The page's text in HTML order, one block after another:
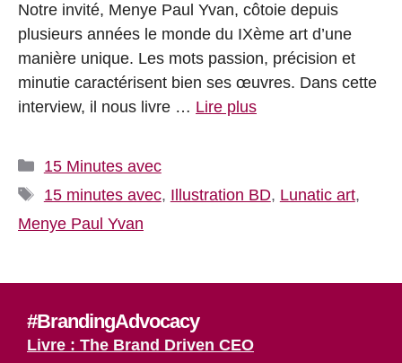
Notre invité, Menye Paul Yvan, côtoie depuis
plusieurs années le monde du IXème art d’une
manière unique. Les mots passion, précision et
minutie caractérisent bien ses œuvres. Dans cette
interview, il nous livre … Lire plus
Catégories
15 Minutes avec
Étiquettes
15 minutes avec, Illustration BD, Lunatic art,
Menye Paul Yvan
#BrandingAdvocacy
Livre : The Brand Driven CEO